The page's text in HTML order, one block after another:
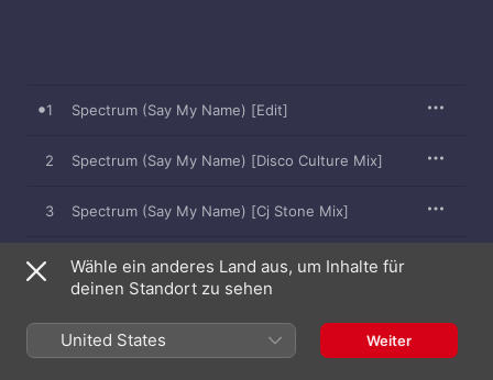
1 Spectrum (Say My Name) [Edit]
2 Spectrum (Say My Name) [Disco Culture Mix]
3 Spectrum (Say My Name) [Cj Stone Mix]
4 Spectrum (Say My Name) [Extended Mix]
Mix]
6
Spectrum (Say My Name) [Disco Culture
Wähle ein anderes Land aus, um Inhalte für
deinen Standort zu sehen
United States Weiter